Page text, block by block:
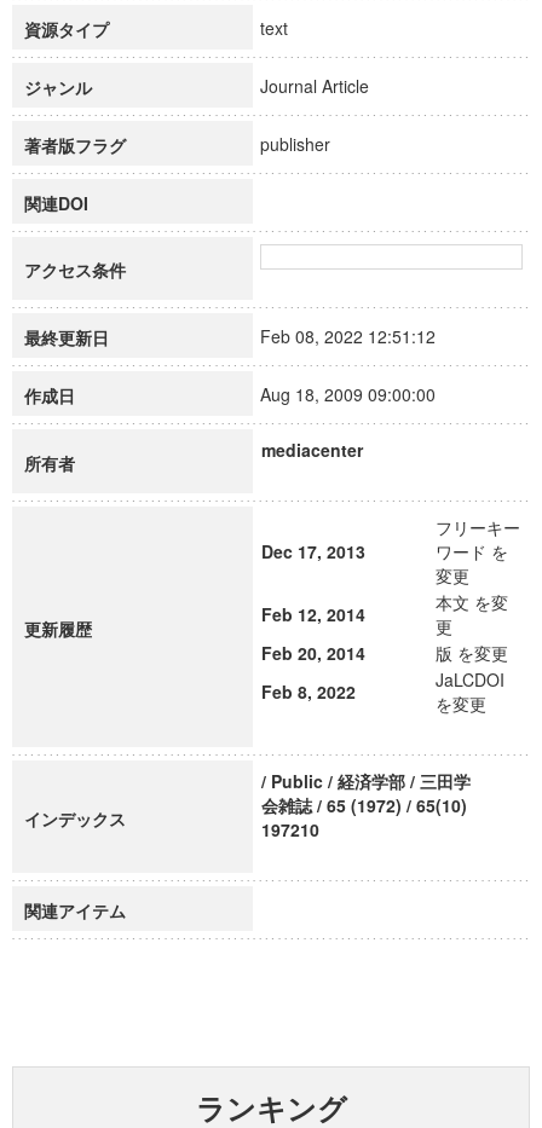
資源タイプ text
ジャンル Journal Article
著者版フラグ publisher
関連DOI
アクセス条件
最終更新日 Feb 08, 2022 12:51:12
作成日 Aug 18, 2009 09:00:00
所有者
mediacenter
更新履歴
Dec 17, 2013
フリーキー
ワード を
変更
Feb 12, 2014
本文 を変
更
Feb 20, 2014
版 を変更
Feb 8, 2022
JaLCDOI
を変更
インデックス
/ Public / 経済学部 / 三田学
会雑誌 / 65 (1972) / 65(10)
197210
関連アイテム
ランキング